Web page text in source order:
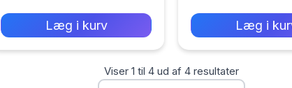
Læg i kurv Læg i
Viser 1 til 4ud af 4resultater